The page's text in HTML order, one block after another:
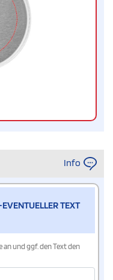
Info
TEXT
und ggf. den Text den